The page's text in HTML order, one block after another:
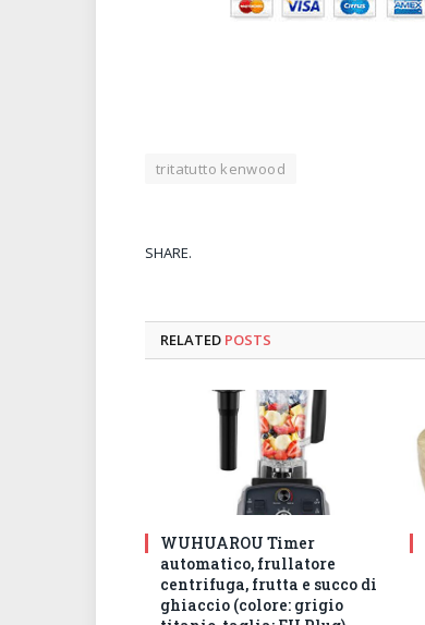
tritatutto kenwood
SHARE.
RELATED POSTS
WUHUAROU Timer
automatico, frullatore
centrifuga, frutta e succo di
ghiaccio (colore: grigio